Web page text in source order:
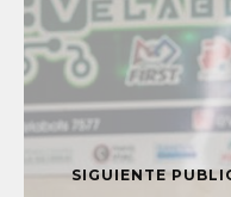
SIGUIENTE